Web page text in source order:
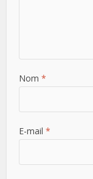
Nom*
E-mail*